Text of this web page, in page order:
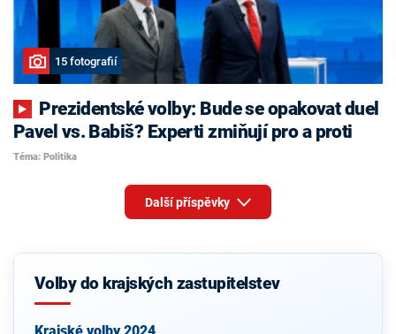
15 fotografií
Pavel vs. Babiš? Experti zmiňují pro a proti
Téma: Politika
Další příspěvky
Volby do krajských zastupitelstev